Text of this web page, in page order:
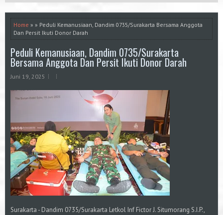
Home » » Peduli Kemanusiaan, Dandim 0735/Surakarta Bersama Anggota
Dan Persit Ikuti Donor Darah
Peduli Kemanusiaan, Dandim 0735/Surakarta
Bersama Anggota Dan Persit Ikuti Donor Darah
Juni 19, 2025
Surakarta - Dandim 0735/Surakarta Letkol Inf Fictor J. Situmorang S.I.P.,